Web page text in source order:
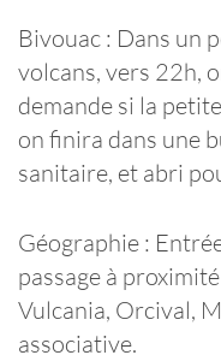
Bivouac : Dans un
volcans, vers 22h,
demande si la
on finira dans une
sanitaire, et abri
Géographie :
passage à
Vulcania, Orcival,
associative.